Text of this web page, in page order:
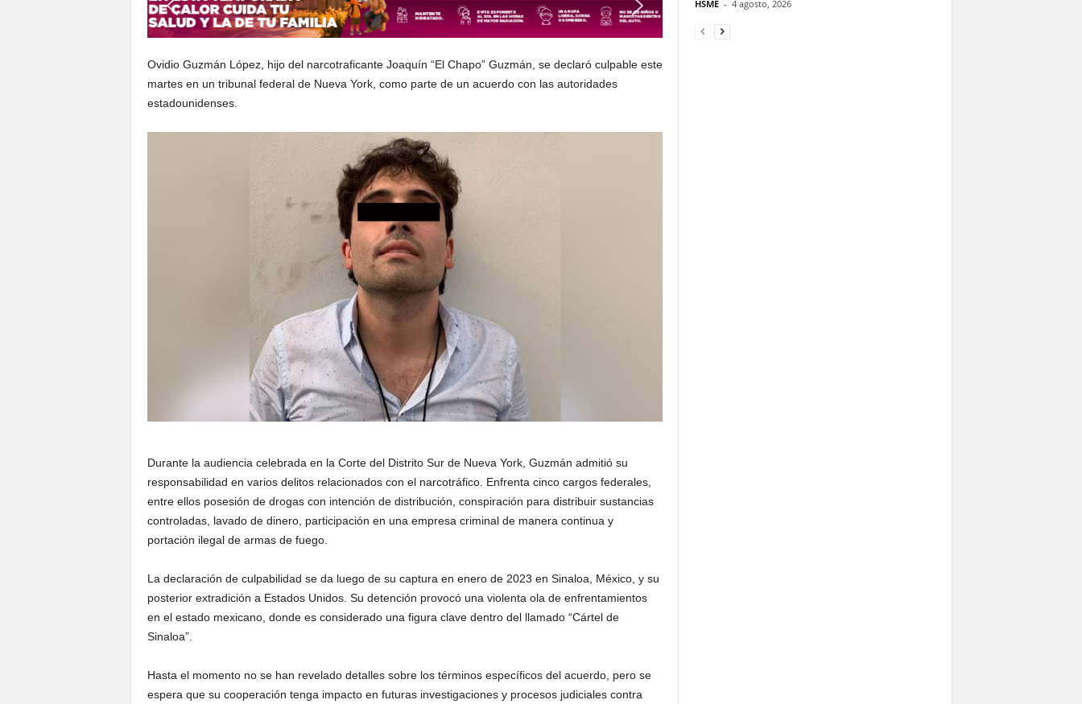
Ovidio Guzmán López, hijo del narcotraficante Joaquín “El Chapo” Guzmán, se declaró culpable este
martes en un tribunal federal de Nueva York, como parte de un acuerdo con las autoridades
estadounidenses.
Durante la audiencia celebrada en la Corte del Distrito Sur de Nueva York, Guzmán admitió su
responsabilidad en varios delitos relacionados con el narcotráfico. Enfrenta cinco cargos federales,
entre ellos posesión de drogas con intención de distribución, conspiración para distribuir sustancias
controladas, lavado de dinero, participación en una empresa criminal de manera continua y
portación ilegal de armas de fuego.
La declaración de culpabilidad se da luego de su captura en enero de 2023 en Sinaloa, México, y su
posterior extradición a Estados Unidos. Su detención provocó una violenta ola de enfrentamientos
en el estado mexicano, donde es considerado una figura clave dentro del llamado “Cártel de
Sinaloa”.
Hasta el momento no se han revelado detalles sobre los términos específicos del acuerdo, pero se
espera que su cooperación tenga impacto en futuras investigaciones y procesos judiciales contra
HSME - 4 agosto, 2026